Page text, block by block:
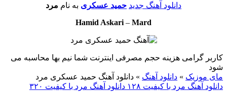
دانلود آهنگ جدید حمید عسکری به نام مرد
Hamid Askari – Mard
کاربر گرامی هزینه حجم مصرفی اینترنت شما نیم بها محاسبه می
شود
مای موزیک » دانلود آهنگ » دانلود آهنگ حمید عسکری مرد
دانلود آهنگ مرد با کیفیت ۱۲۸
دانلود آهنگ مرد با کیفیت ۳۲۰